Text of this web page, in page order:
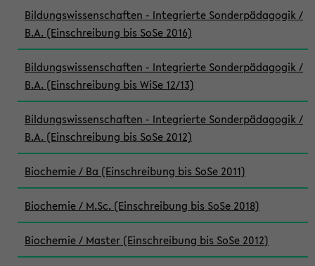
Bildungswissenschaften - Integrierte Sonderpädagogik /
B.A. (Einschreibung bis SoSe 2016)
Bildungswissenschaften - Integrierte Sonderpädagogik /
B.A. (Einschreibung bis WiSe 12/13)
Bildungswissenschaften - Integrierte Sonderpädagogik /
B.A. (Einschreibung bis SoSe 2012)
Biochemie / Ba (Einschreibung bis SoSe 2011)
Biochemie / M.Sc. (Einschreibung bis SoSe 2018)
Biochemie / Master (Einschreibung bis SoSe 2012)